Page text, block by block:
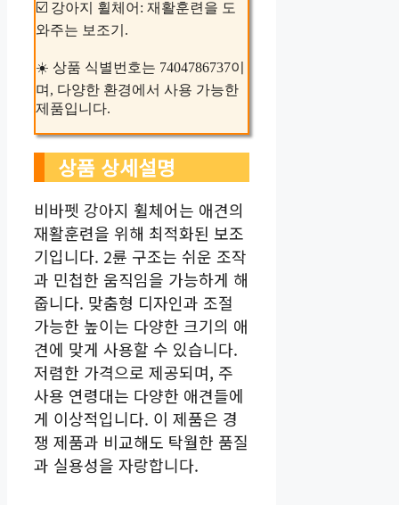
☑️ 강아지 휠체어: 재활훈련을 도
와주는 보조기.
☀️ 상품 식별번호는 7404786737이
며, 다양한 환경에서 사용 가능한
제품입니다.
상품 상세설명
비바펫 강아지 휠체어는 애견의
재활훈련을 위해 최적화된 보조
기입니다. 2륜 구조는 쉬운 조작
과 민첩한 움직임을 가능하게 해
줍니다. 맞춤형 디자인과 조절
가능한 높이는 다양한 크기의 애
견에 맞게 사용할 수 있습니다.
저렴한 가격으로 제공되며, 주
사용 연령대는 다양한 애견들에
게 이상적입니다. 이 제품은 경
쟁 제품과 비교해도 탁월한 품질
과 실용성을 자랑합니다.